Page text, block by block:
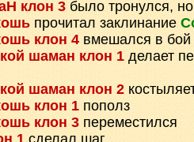
клон 3 было тронулся,
прочитал заклинание
клон 4 вмешался в бой
шаман клон 1 делает
шаман клон 2
клон 1 пополз
клон 3 переместился
1 сделал шаг